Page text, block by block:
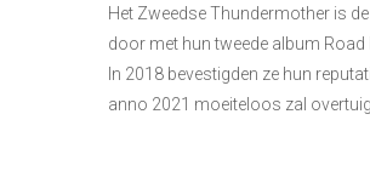
Het Zweedse Thundermother is
door met hun tweede album Road
In 2018 bevestigden ze hun
anno 2021 moeiteloos zal